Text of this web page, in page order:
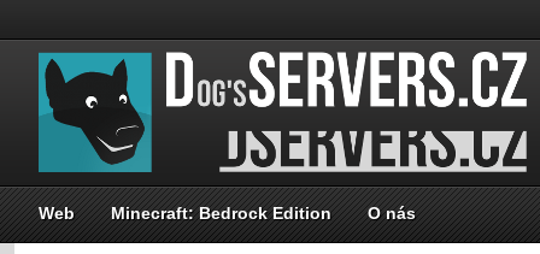
Web Minecraft: Bedrock Edition O nás